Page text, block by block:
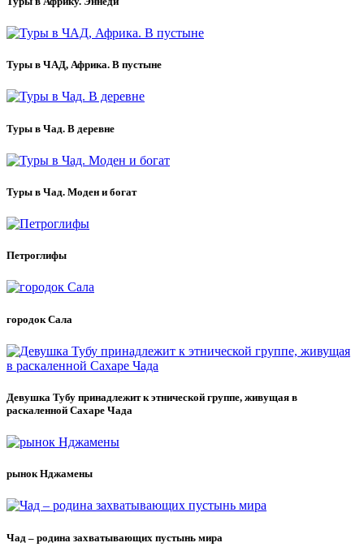
Туры в ЧАД, Африка. В пустыне
Туры в Чад. В деревне
Туры в Чад. Моден и богат
Петроглифы
городок Сала
Девушка Тубу принадлежит к этнической группе, живущая в
раскаленной Сахаре Чада
рынок Нджамены
Чад – родина захватывающих пустынь мира